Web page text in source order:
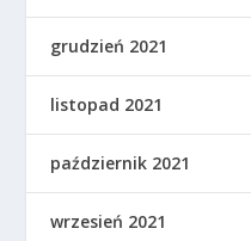
grudzień 2021
listopad 2021
październik 2021
wrzesień 2021